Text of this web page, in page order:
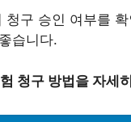
청구 승인 여부를
습니다.
청구 방법을 자세